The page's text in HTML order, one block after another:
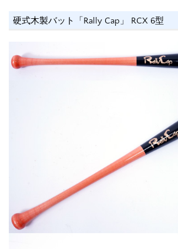
硬式木製バット「Rally Cap」 RCX 6型